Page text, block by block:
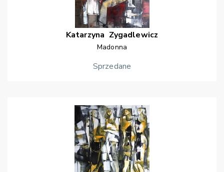
Katarzyna Zygadlewicz
Madonna
Sprzedane